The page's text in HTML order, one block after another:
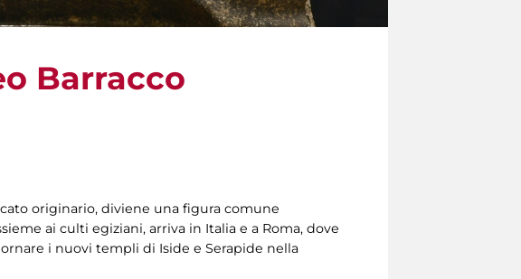
Barracco
originario, diviene una figura comune
ai culti egiziani, arriva in Italia e a Roma, dove
i nuovi templi di Iside e Serapide nella